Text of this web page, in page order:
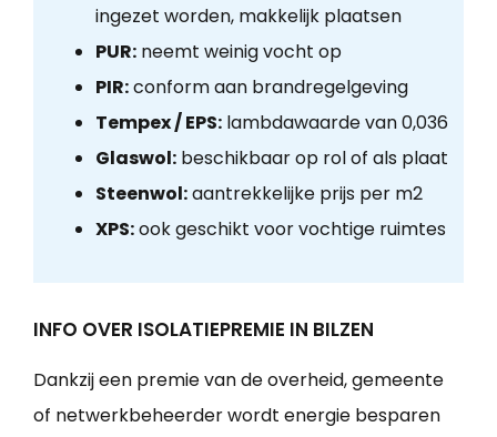
ingezet worden, makkelijk plaatsen
PUR:neemt weinig vocht op
PIR:conform aan brandregelgeving
Tempex / EPS:lambdawaarde van 0,036
Glaswol:beschikbaar op rol of als plaat
Steenwol:aantrekkelijke prijs per m2
XPS:ook geschikt voor vochtige ruimtes
INFO OVER ISOLATIEPREMIE IN BILZEN
Dankzij een premie van de overheid, gemeente
of netwerkbeheerder wordt energie besparen